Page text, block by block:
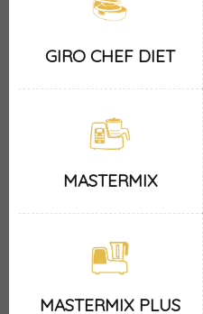
GIRO CHEF DIET
MASTERMIX
MASTERMIX PLUS